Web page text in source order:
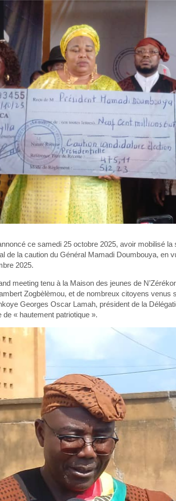
ce samedi 25 octobre 2025, avoir mobilisé
de la caution du Général Mamadi Doumbouya, en
2025.
meeting tenu à la Maison des jeunes de
Zogbèlèmou, et de nombreux citoyens venus
Georges Oscar Lamah, président de la
de « hautement patriotique ».